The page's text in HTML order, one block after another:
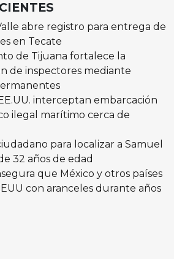
abre registro para entrega de
en Tecate
de Tijuana fortalece la
de inspectores mediante
interceptan embarcación
ilegal marítimo cerca de
para localizar a Samuel
32 años de edad
que México y otros países
con aranceles durante años